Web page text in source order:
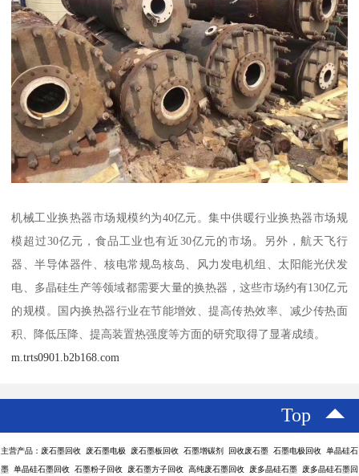
机械工业换热器市场规模约为40亿元。集中供暖行业换热器市场规
模超过30亿元，食品工业也有近30亿元的市场。另外，航天飞行
器、半导体器件、核电常规岛核岛、风力发电机组、太阳能光伏发
电、多晶硅生产等领域都需要大量的换热器，这些市场约有130亿元
的规模。国内换热器行业在节能增效、提高传热效率、减少传热面
积、降低压降、提高装置热强度等方面的研究取得了显著成绩。
m.trts0901.b2b168.com
Top
主营产品：废石墨回收 废石墨电极 废石墨板回收 石墨增碳剂 回收废石墨 石墨电极回收 单晶硅石
墨 单晶硅石墨回收 石墨粉子回收 废石墨方子回收 高纯废石墨回收 废多晶硅石墨 废多晶硅石墨回